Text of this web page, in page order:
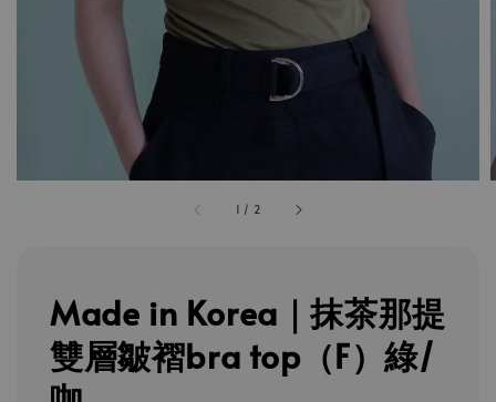
1 / 2
Made in Korea｜抹茶那提
雙層皺褶bra top（F）綠/